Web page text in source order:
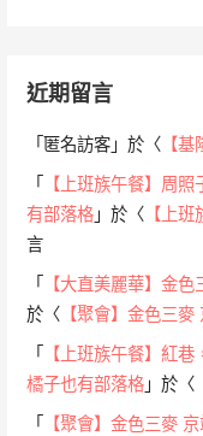
近期留言
「匿名訪客 」於〈 【
「 【上班族午餐】周
有部落格 」於〈 【上
言
「 【大直美麗華】金
於〈 【聚會】金色三麥
「 【上班族午餐】紅
橘子也有部落格 」於〈
「 【聚會】金色三麥